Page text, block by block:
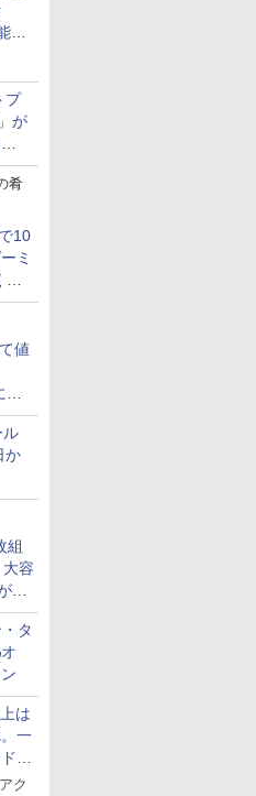
を
プ
が
肴
10
ミ
値
」
の
ル
か
組
容
続
]
タ
は
一
の
ス
ク